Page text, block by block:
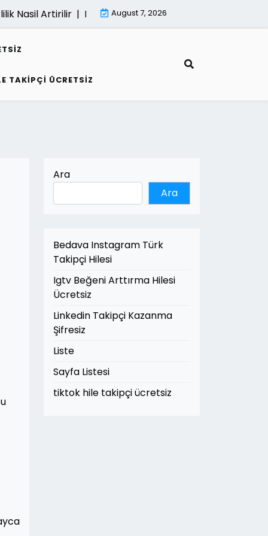
Nasil Artirilir |E Fatura İle Kârlilik Nasil Artirilir |
August 7, 2026
TAKIPÇI ÜCRETSIZ
Ara
Ara
Bedava Instagram Türk
Takipçi Hilesi
Igtv Beğeni Arttırma Hilesi
Ücretsiz
Linkedin Takipçi Kazanma
Şifresiz
Liste
Sayfa Listesi
tiktok hile takipçi ücretsiz